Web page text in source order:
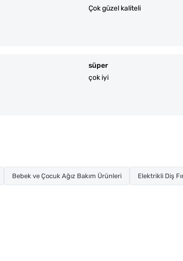
Çok güzel kaliteli
süper
çok iyi
Bebek ve Çocuk Ağız Bakım Ürünleri Elektrikli Diş